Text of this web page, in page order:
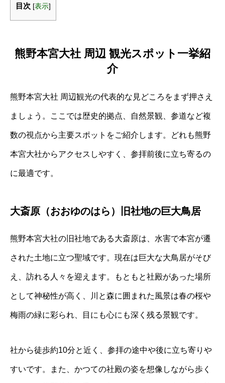
目次 [表示]
熊野本宮大社 周辺 観光スポット一挙紹
介
熊野本宮大社 周辺観光の代表的な見どころをまず押さえ
ましょう。ここでは歴史的拠点、自然景観、参道など複
数の視点から主要スポットをご紹介します。どれも熊野
本宮大社からアクセスしやすく、参拝前後に立ち寄るの
に最適です。
大斎原（おおゆのはら）旧社地の巨大鳥居
熊野本宮大社の旧社地である大斎原は、水害で本宮が遷
された土地に立つ聖域です。現在は巨大な大鳥居がそび
え、訪れる人々を迎えます。もともと社殿があった場所
として神秘性が高く、川と森に囲まれた風景は春の桜や
梅雨の緑に彩られ、目にも心にも深く残る景観です。
社から徒歩約10分と近く、参拝の途中や後に立ち寄りや
すいです。また、かつての社殿の姿を想像しながら歩く